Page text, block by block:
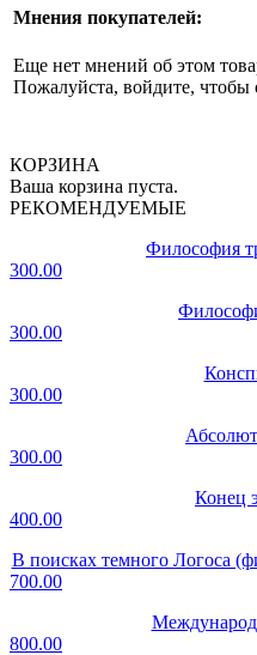
Мнения покупателей:
Еще нет мнений об этом
Пожалуйста, войдите, чтобы
КОРЗИНА
Ваша корзина пуста.
РЕКОМЕНДУЕМЫЕ
Философия
300.00
300.00
300.00
300.00
Конец
400.00
В поисках темного Логоса
700.00
800.00